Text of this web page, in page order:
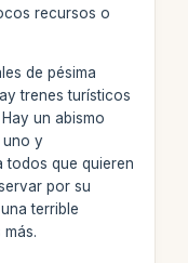
recursos o
de pésima
trenes turísticos
un abismo
uno y
todos que quieren
por su
terrible